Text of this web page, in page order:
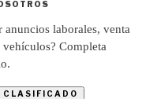
anuncios laborales, venta
Completa
CLASIFICADO